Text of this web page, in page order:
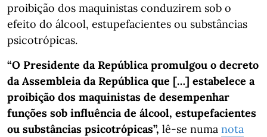
proibição dos maquinistas conduzirem sob o
efeito do álcool, estupefacientes ou substâncias
psicotrópicas.
“O Presidente da República promulgou o decreto
da Assembleia da República que […] estabelece a
proibição dos maquinistas de desempenhar
funções sob influência de álcool, estupefacientes
ou substâncias psicotrópicas”, lê-se numa nota